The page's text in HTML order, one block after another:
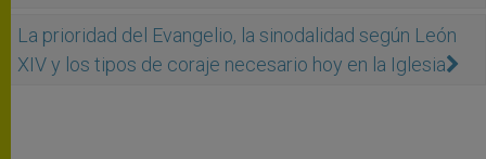
La prioridad del Evangelio, la sinodalidad según León
XIV y los tipos de coraje necesario hoy en la Iglesia